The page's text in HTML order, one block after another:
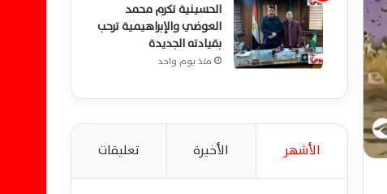
الحسينية تكرم محمد
العوضي والإبراهيمية ترحب
بقيادته الجديدة
منذ يوم واحد
الأشهر الأخيرة تعليقات